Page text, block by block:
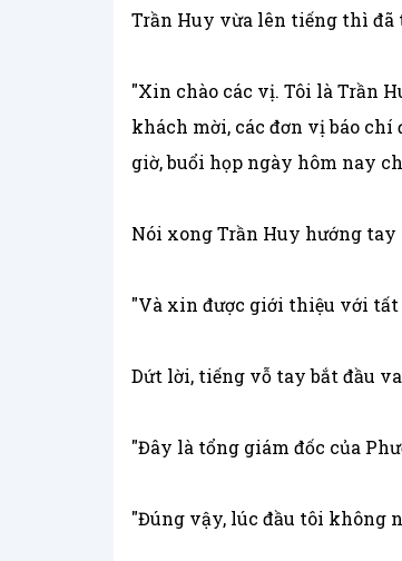
Trần Huy vừa lên tiếng thì
"Xin chào các vị. Tôi là Trần
khách mời, các đơn vị báo
giờ, buổi họp ngày hôm nay
Nói xong Trần Huy hướng
"Và xin được giới thiệu với tất
Dứt lời, tiếng vỗ tay bắt đầu
"Đây là tổng giám đốc của
"Đúng vậy, lúc đầu tôi không